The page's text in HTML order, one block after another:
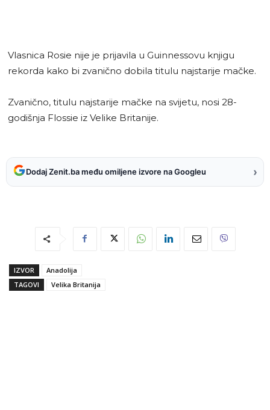
Vlasnica Rosie nije je prijavila u Guinnessovu knjigu
rekorda kako bi zvanično dobila titulu najstarije mačke.
Zvanično, titulu najstarije mačke na svijetu, nosi 28-
godišnja Flossie iz Velike Britanije.
Dodaj Zenit.ba među omiljene izvore na Googleu ›
IZVOR
Anadolija
TAGOVI
Velika Britanija